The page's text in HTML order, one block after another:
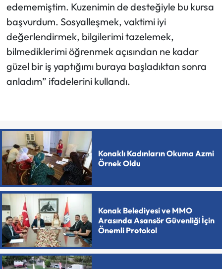
edememiştim. Kuzenimin de desteğiyle bu kursa
başvurdum. Sosyalleşmek, vaktimi iyi
değerlendirmek, bilgilerimi tazelemek,
bilmediklerimi öğrenmek açısından ne kadar
güzel bir iş yaptığımı buraya başladıktan sonra
anladım” ifadelerini kullandı.
Konaklı Kadınların Okuma Azmi
Örnek Oldu
Konak Belediyesi ve MMO
Arasında Asansör Güvenliği İçin
Önemli Protokol